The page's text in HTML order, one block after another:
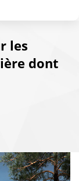
les
dont